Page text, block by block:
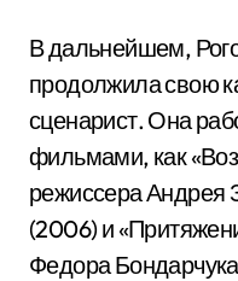
В дальнейшем,
продолжила свою
сценарист. Она
фильмами, как
режиссера Андрея
(2006) и
Федора